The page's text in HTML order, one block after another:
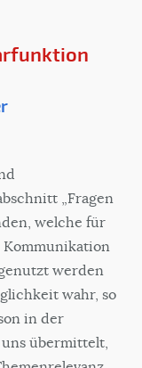
„Fragen
welche für
werden
wahr, so
in der
uns übermittelt,